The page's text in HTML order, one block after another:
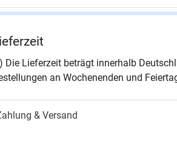
Seiten
Die Lieferzeit beträgt innerhalb
an Wochenenden und
& Versand